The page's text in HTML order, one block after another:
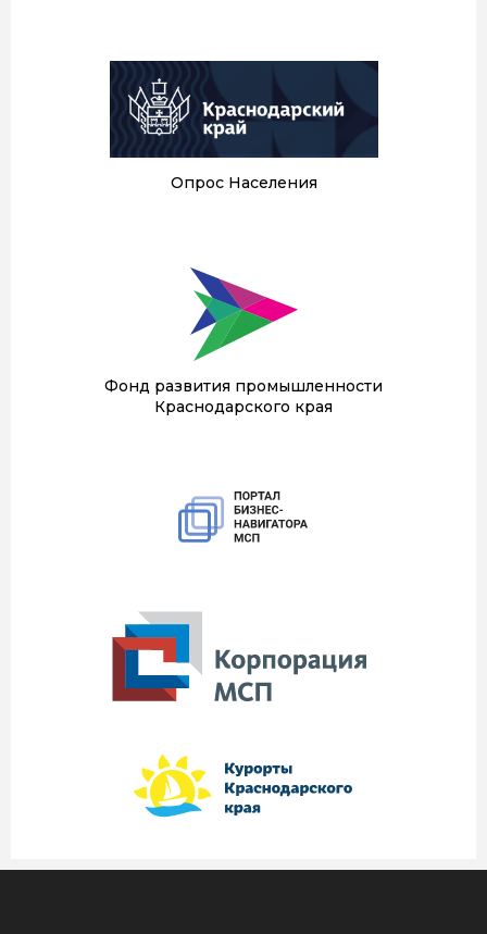
Опрос Населения
Фонд развития промышленности
Краснодарского края